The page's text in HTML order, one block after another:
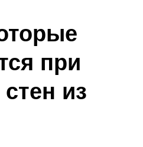
при
из